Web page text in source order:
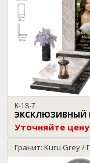
K-18-7
Уточняйте цену